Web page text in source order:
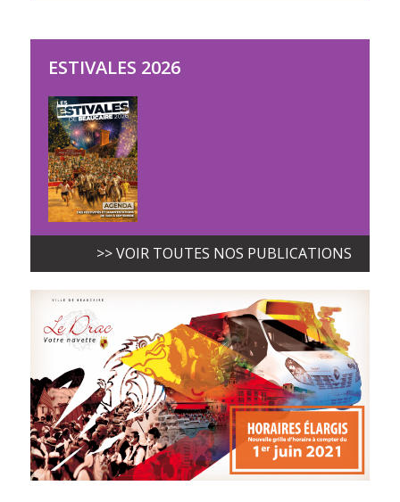
ESTIVALES 2026
>> VOIR TOUTES NOS PUBLICATIONS